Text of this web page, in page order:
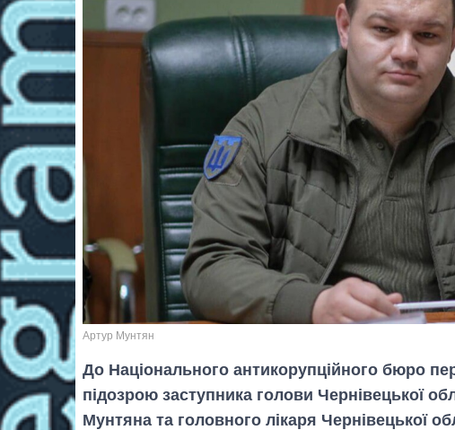
Артур Мунтян
До Національного антикорупційного бюро
підозрою заступника голови Чернівецької
Мунтяна та головного лікаря Чернівецької